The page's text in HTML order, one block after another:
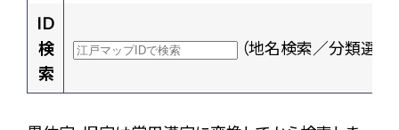
ID
検
索
（地名検索／分類選択